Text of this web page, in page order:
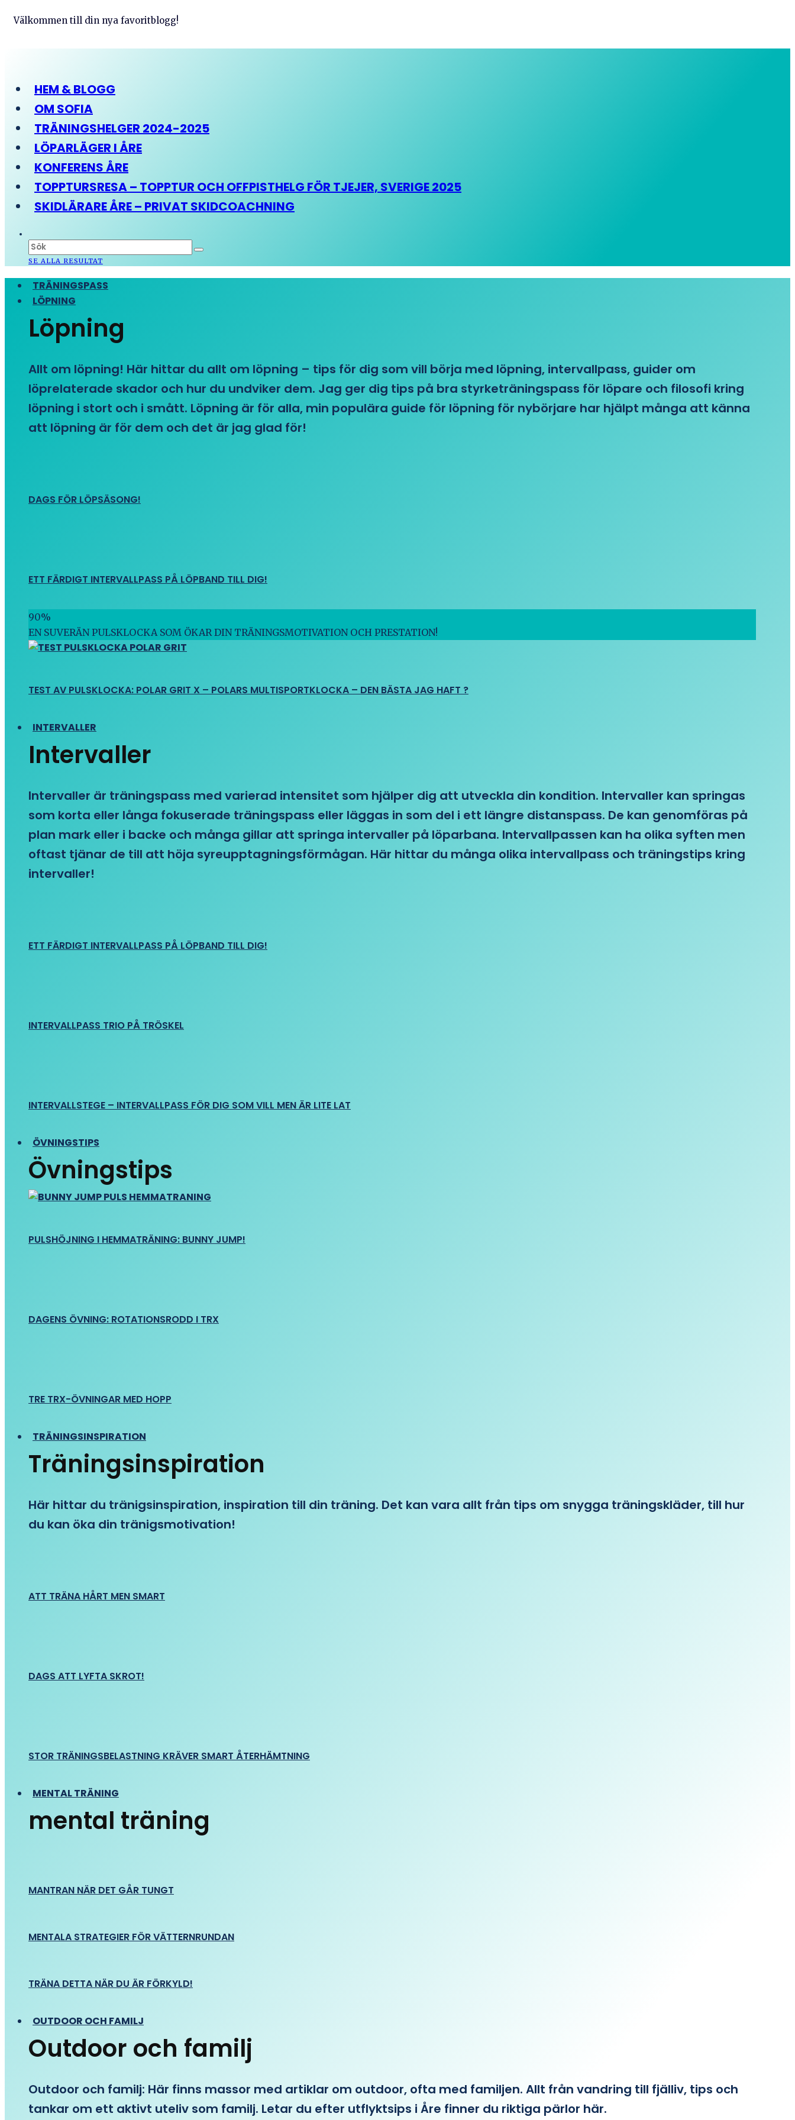
Välkommen till din nya favoritblogg!
HEM & BLOGG
OM SOFIA
TRÄNINGSHELGER 2024-2025
LÖPARLÄGER I ÅRE
KONFERENS ÅRE
TOPPTURSRESA – TOPPTUR OCH OFFPISTHELG FÖR TJEJER, SVERIGE 2025
SKIDLÄRARE ÅRE – PRIVAT SKIDCOACHNING
SE ALLA RESULTAT
TRÄNINGSPASS
LÖPNING
Löpning
Allt om löpning! Här hittar du allt om löpning – tips för dig som vill börja med löpning, intervallpass, guider om
löprelaterade skador och hur du undviker dem. Jag ger dig tips på bra styrketräningspass för löpare och filosofi kring
löpning i stort och i smått. Löpning är för alla, min populära guide för löpning för nybörjare har hjälpt många att känna
att löpning är för dem och det är jag glad för!
DAGS FÖR LÖPSÄSONG!
ETT FÄRDIGT INTERVALLPASS PÅ LÖPBAND TILL DIG!
90%
EN SUVERÄN PULSKLOCKA SOM ÖKAR DIN TRÄNINGSMOTIVATION OCH PRESTATION!
TEST AV PULSKLOCKA: POLAR GRIT X – POLARS MULTISPORTKLOCKA – DEN BÄSTA JAG HAFT ?
INTERVALLER
Intervaller
Intervaller är träningspass med varierad intensitet som hjälper dig att utveckla din kondition. Intervaller kan springas
som korta eller långa fokuserade träningspass eller läggas in som del i ett längre distanspass. De kan genomföras på
plan mark eller i backe och många gillar att springa intervaller på löparbana. Intervallpassen kan ha olika syften men
oftast tjänar de till att höja syreupptagningsförmågan. Här hittar du många olika intervallpass och träningstips kring
intervaller!
ETT FÄRDIGT INTERVALLPASS PÅ LÖPBAND TILL DIG!
INTERVALLPASS TRIO PÅ TRÖSKEL
INTERVALLSTEGE – INTERVALLPASS FÖR DIG SOM VILL MEN ÄR LITE LAT
ÖVNINGSTIPS
Övningstips
PULSHÖJNING I HEMMATRÄNING: BUNNY JUMP!
DAGENS ÖVNING: ROTATIONSRODD I TRX
TRE TRX-ÖVNINGAR MED HOPP
TRÄNINGSINSPIRATION
Träningsinspiration
Här hittar du tränigsinspiration, inspiration till din träning. Det kan vara allt från tips om snygga träningskläder, till hur
du kan öka din tränigsmotivation!
ATT TRÄNA HÅRT MEN SMART
DAGS ATT LYFTA SKROT!
STOR TRÄNINGSBELASTNING KRÄVER SMART ÅTERHÄMTNING
MENTAL TRÄNING
mental träning
MANTRAN NÄR DET GÅR TUNGT
MENTALA STRATEGIER FÖR VÄTTERNRUNDAN
TRÄNA DETTA NÄR DU ÄR FÖRKYLD!
OUTDOOR OCH FAMILJ
Outdoor och familj
Outdoor och familj: Här finns massor med artiklar om outdoor, ofta med familjen. Allt från vandring till fjälliv, tips och
tankar om ett aktivt uteliv som familj. Letar du efter utflyktsips i Åre finner du riktiga pärlor här.